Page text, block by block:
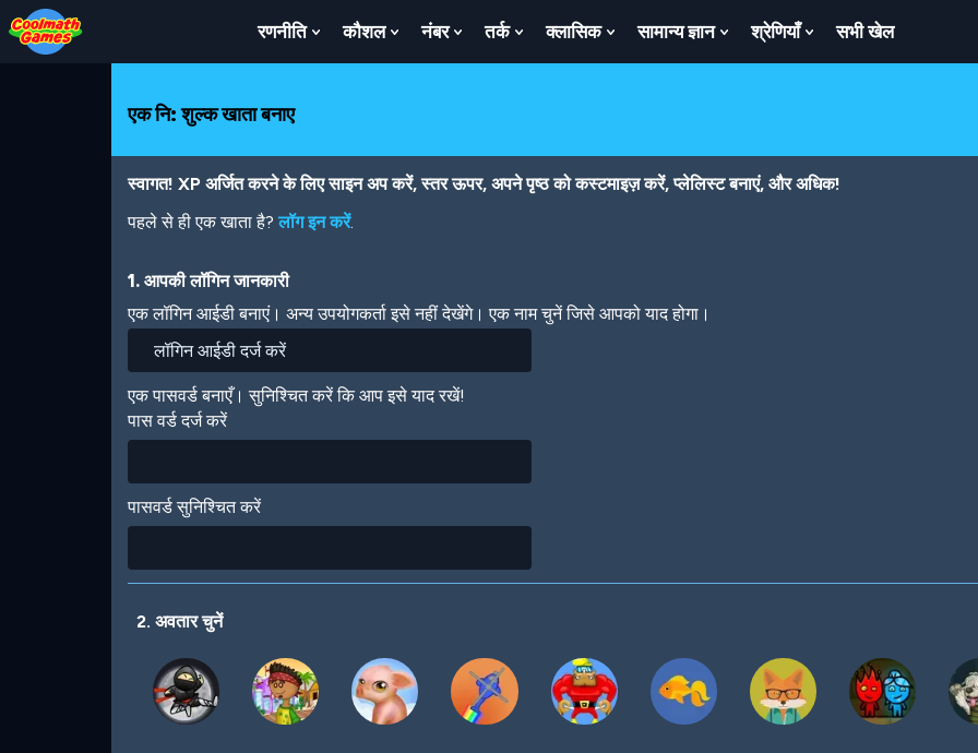
Skip
to
Top
Skip
to
Navigation
Skip
to
Main
Skip
to
Footer
Skip
to
main
रणनीति
Show
Submenu
कौशल
Show
Submenu
नंबर
Show
Submenu
तर्क
Show
Submenu
क्लासिक
Show
Submenu
सामान्य ज्ञान
Show
Submenu
श्रेणियाँ
Show
Submenu
सभी खेल
एक नि: शुल्क खाता बनाए
स्वागत! XP अर्जित करने के लिए साइन अप करें, स्तर ऊपर, अपने पृष्ठ को कस्टमाइज़ करें, प्लेलिस्ट बनाएं, और अधिक!
पहले से ही एक खाता है?लॉग इन करें.
1. आपकी लॉगिन जानकारी
एक लॉगिन आईडी बनाएं। अन्य उपयोगकर्ता इसे नहीं देखेंगे। एक नाम चुनें जिसे आपको याद होगा।
एक पासवर्ड बनाएँ। सुनिश्चित करें कि आप इसे याद रखें!
पास वर्ड दर्ज करें
पासवर्ड सुनिश्चित करें
2. अवतार चुनें